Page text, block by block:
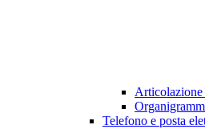
Telefono e posta